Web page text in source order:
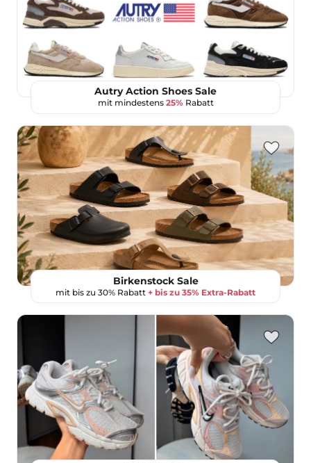
Autry Action Shoes Sale
mit mindestens 25%Rabatt
Birkenstock Sale
mit bis zu 30% Rabatt + bis zu 35% Extra-Rabatt